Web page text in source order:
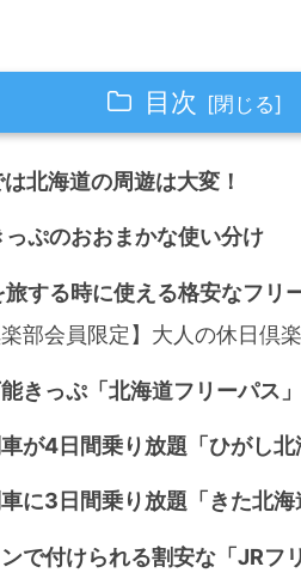
目次
北海道の周遊は大変！
ぷのおおまかな使い分け
する時に使える格安なフリ
楽部会員限定】大人の休日倶
きっぷ「北海道フリーパス」
が4日間乗り放題「ひがし北
に3日間乗り放題「きた北海
で付けられる割安な「JRフ